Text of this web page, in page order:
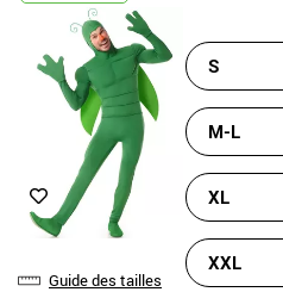
Guide des tailles
S
M-L
XL
XXL